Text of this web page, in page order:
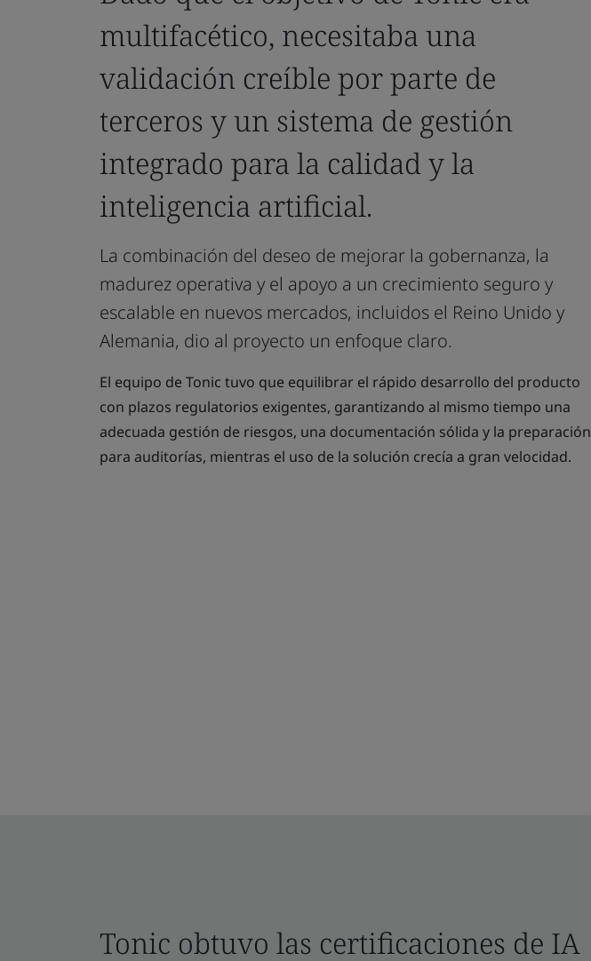
multifacético, necesitaba una
validación creíble por parte de
terceros y un sistema de gestión
integrado para la calidad y la
inteligencia artificial.
La combinación del deseo de mejorar la gobernanza, la
madurez operativa y el apoyo a un crecimiento seguro y
escalable en nuevos mercados, incluidos el Reino Unido y
Alemania, dio al proyecto un enfoque claro.
El equipo de Tonic tuvo que equilibrar el rápido desarrollo del producto
con plazos regulatorios exigentes, garantizando al mismo tiempo una
adecuada gestión de riesgos, una documentación sólida y la preparación
para auditorías, mientras el uso de la solución crecía a gran velocidad.
Tonic obtuvo las certificaciones de IA